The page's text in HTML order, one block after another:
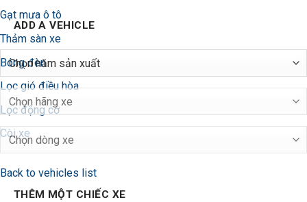
Gạt mưa ô tô
Thảm sàn xe
Bóng đèn
Lọc gió điều hòa
Lọc động cơ
Còi xe
ADD A VEHICLE
Back to vehicles list
THÊM MỘT CHIẾC XE